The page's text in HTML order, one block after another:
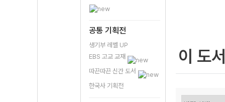
공통 기획전
생기부 레벨 UP
EBS 고교 교재
따끈따끈 신간 도서
한국사 기획전
이 도